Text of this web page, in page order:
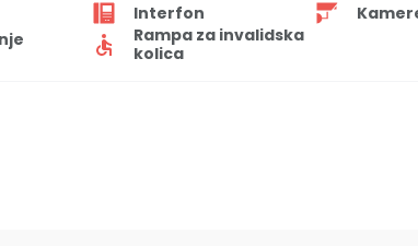
Interfon
Rampa za invalidska
kolica